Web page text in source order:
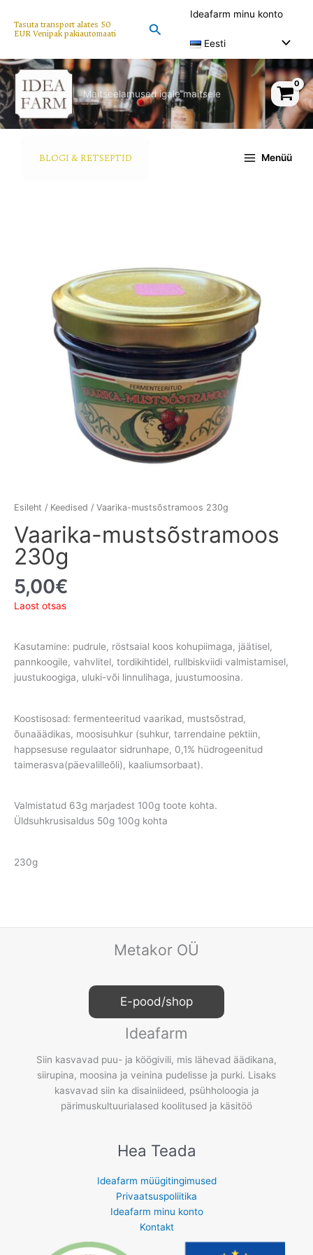
content
Tasuta transport alates 50
EUR Venipak pakiautomaati
Search
Ideafarm minu konto
Eesti
Maitseelamused igale maitsele
BLOGI & RETSEPTID Menüü
Esileht / Keedised / Vaarika-mustsõstramoos 230g
Vaarika-mustsõstramoos
230g
5,00€
Laost otsas
Kasutamine: pudrule, röstsaial koos kohupiimaga, jäätisel,
pannkoogile, vahvlitel, tordikihtidel, rullbiskviidi valmistamisel,
juustukoogiga, uluki-või linnulihaga, juustumoosina.
Koostisosad: fermenteeritud vaarikad, mustsõstrad,
õunaäädikas, moosisuhkur (suhkur, tarrendaine pektiin,
happsesuse regulaator sidrunhape, 0,1% hüdrogeenitud
taimerasva(päevalilleõli), kaaliumsorbaat).
Valmistatud 63g marjadest 100g toote kohta.
Üldsuhkrusisaldus 50g 100g kohta
230g
Metakor OÜ
E-pood/shop
Ideafarm
Siin kasvavad puu- ja köögivili, mis lähevad äädikana,
siirupina, moosina ja veinina pudelisse ja purki. Lisaks
kasvavad siin ka disainiideed, psühholoogia ja
pärimuskultuurialased koolitused ja käsitöö
Hea Teada
Ideafarm müügitingimused
Privaatsuspoliitika
Ideafarm minu konto
Kontakt